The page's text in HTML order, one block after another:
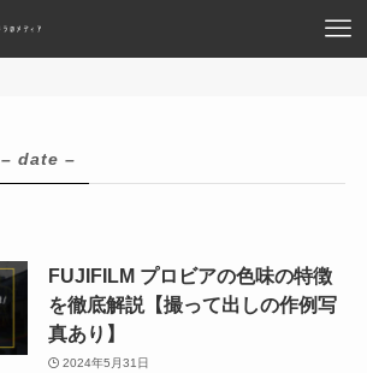
– date –
FUJIFILM プロビアの色味の特徴
を徹底解説【撮って出しの作例写
真あり】
2024年5月31日